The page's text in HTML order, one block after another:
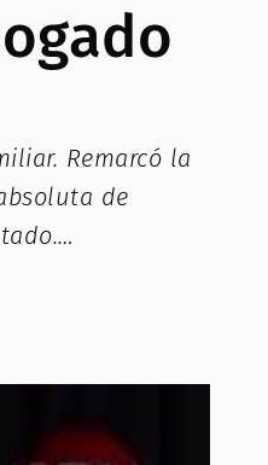
Remarcó la
de